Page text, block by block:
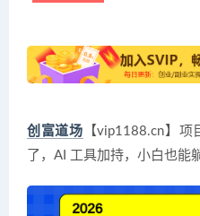
创富道场 【vip1188.cn】
了，AI 工具加持，小白也能